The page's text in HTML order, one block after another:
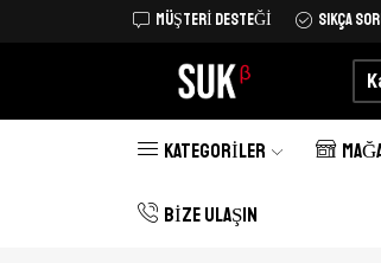
MÜŞTERI DESTEĞI SIKÇA
Tüm Türkiye'ye kargo şimdi 25 TL Alışverişe
KATEGORILER
BIZE ULAŞIN